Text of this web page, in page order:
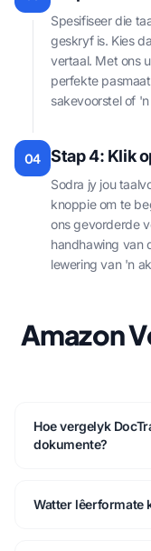
Spesifiseer die
geskryf is. Kies
vertaal. Met ons
perfekte
sakevoorstel of
04 Stap 4: Klik
Sodra jy jou
knoppie om te
ons gevorderde
handhawing van
lewering van 'n
Amazon
Hoe vergelyk
dokumente?
Watter lêerformate